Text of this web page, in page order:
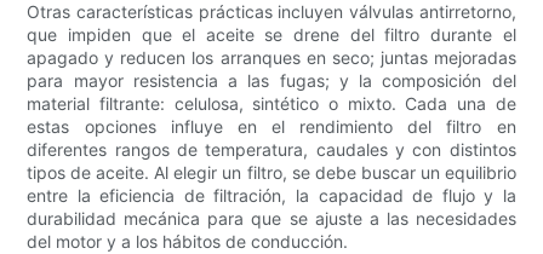
Otras características prácticas incluyen válvulas antirretorno,
que impiden que el aceite se drene del filtro durante el
apagado y reducen los arranques en seco; juntas mejoradas
para mayor resistencia a las fugas; y la composición del
material filtrante: celulosa, sintético o mixto. Cada una de
estas opciones influye en el rendimiento del filtro en
diferentes rangos de temperatura, caudales y con distintos
tipos de aceite. Al elegir un filtro, se debe buscar un equilibrio
entre la eficiencia de filtración, la capacidad de flujo y la
durabilidad mecánica para que se ajuste a las necesidades
del motor y a los hábitos de conducción.